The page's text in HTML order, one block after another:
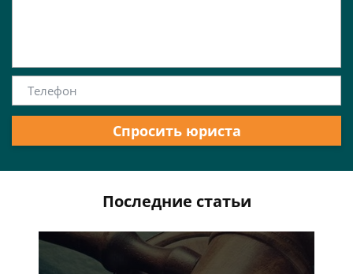
Спросить юриста
Последние статьи